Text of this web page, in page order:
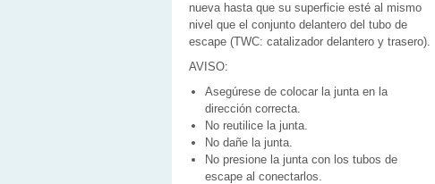
nueva hasta que su superficie esté al mismo
nivel que el conjunto delantero del tubo de
escape (TWC: catalizador delantero y trasero).
AVISO:
Asegúrese de colocar la junta en la
dirección correcta.
No reutilice la junta.
No dañe la junta.
No presione la junta con los tubos de
escape al conectarlos.